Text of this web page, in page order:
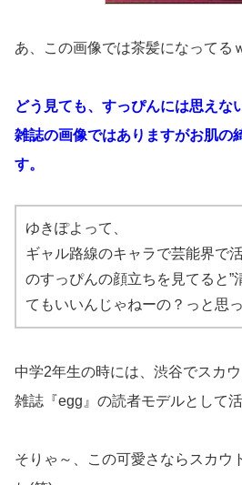
あ、この画像では茶髪になってる
どう見ても、すっぴんには思えな
雑誌の画像ではありますがお肌の
す。
ゆきぽよって、
ギャル路線のキャラで芸能界で
のすっぴんの顔立ちを見てると”
てもいいんじゃねーの？っと思
中学2年生の時には、渋谷でスカ
雑誌『egg』の読者モデルとして
そりゃ～、この可愛さならスカウ